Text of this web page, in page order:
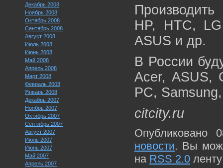
Декабрь 2008
Ноябрь 2008
Октябрь 2008
Сентябрь 2008
Август 2008
Июль 2008
Июнь 2008
Май 2008
Апрель 2008
Март 2008
Февраль 2008
Январь 2008
Декабрь 2007
Ноябрь 2007
Октябрь 2007
Сентябрь 2007
Август 2007
Июль 2007
Июнь 2007
Май 2007
Апрель 2007
HP, HTC,
ASUS и др.
В России
Acer, ASUS,
PC,
citcity.ru
Опубликовано
новости. Вы
на RSS 2.0